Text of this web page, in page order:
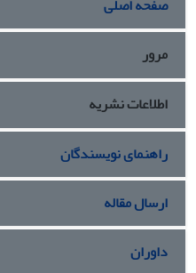
بیشتر دروس معارف لازم و
مرور
اطلاعات نشریه
راهنمای نویسندگان
ارسال مقاله
داوران